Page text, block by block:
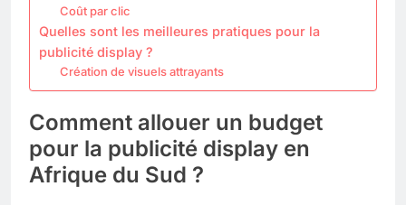
Coût par clic
Quelles sont les meilleures pratiques pour la
publicité display ?
Création de visuels attrayants
Comment allouer un budget
pour la publicité display en
Afrique du Sud ?